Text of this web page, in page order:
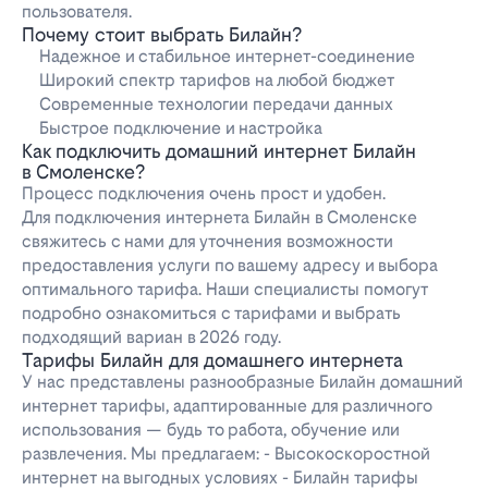
пользователя.
Почему стоит выбрать Билайн?
Надежное и стабильное интернет-соединение
Широкий спектр тарифов на любой бюджет
Современные технологии передачи данных
Быстрое подключение и настройка
Как подключить домашний интернет Билайн
в Смоленске?
Процесс подключения очень прост и удобен.
Для подключения интернета Билайн в Смоленске
свяжитесь с нами для уточнения возможности
предоставления услуги по вашему адресу и выбора
оптимального тарифа. Наши специалисты помогут
подробно ознакомиться с тарифами и выбрать
подходящий вариан в 2026 году.
Тарифы Билайн для домашнего интернета
У нас представлены разнообразные Билайн домашний
интернет тарифы, адаптированные для различного
использования — будь то работа, обучение или
развлечения. Мы предлагаем: - Высокоскоростной
интернет на выгодных условиях - Билайн тарифы